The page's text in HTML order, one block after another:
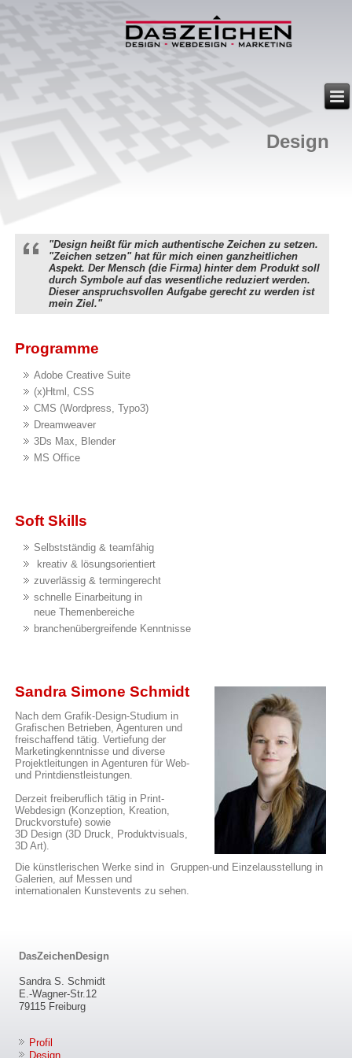
Design
"Design heißt für mich authentische Zeichen zu setzen.
"Zeichen setzen" hat für mich einen ganzheitlichen
Aspekt. Der Mensch (die Firma) hinter dem Produkt soll
durch Symbole auf das wesentliche reduziert werden.
Dieser anspruchsvollen Aufgabe gerecht zu werden ist
mein Ziel."
Programme
Adobe Creative Suite
(x)Html, CSS
CMS (Wordpress, Typo3)
Dreamweaver
3Ds Max, Blender
MS Office
Soft Skills
Selbstständig & teamfähig
kreativ & lösungsorientiert
zuverlässig & termingerecht
schnelle Einarbeitung in
neue Themenbereiche
branchenübergreifende Kenntnisse
Sandra Simone Schmidt
Nach dem Grafik-Design-Studium in
Grafischen Betrieben, Agenturen und
freischaffend tätig. Vertiefung der
Marketingkenntnisse und diverse
Projektleitungen in Agenturen für Web-
und Printdienstleistungen.
Derzeit freiberuflich tätig in Print-
Webdesign (Konzeption, Kreation,
Druckvorstufe) sowie
3D Design (3D Druck, Produktvisuals,
3D Art).
Die künstlerischen Werke sind in Gruppen-und Einzelausstellung in
Galerien, auf Messen und
internationalen Kunstevents zu sehen.
DasZeichenDesign
Sandra S. Schmidt
E.-Wagner-Str.12
79115 Freiburg
Profil
Design